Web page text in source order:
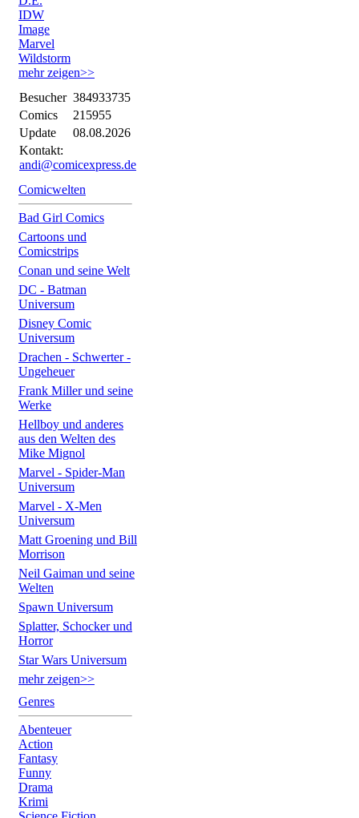
IDW
Image
Marvel
Wildstorm
mehr zeigen>>
Besucher 384933735
Comics
215955
Update
08.08.2026
Kontakt:
andi@comicexpress.de
Comicwelten
Bad Girl Comics
Cartoons und
Comicstrips
Conan und seine Welt
DC - Batman
Universum
Disney Comic
Universum
Drachen - Schwerter -
Ungeheuer
Frank Miller und seine
Werke
Hellboy und anderes
aus den Welten des
Mike Mignol
Marvel - Spider-Man
Universum
Marvel - X-Men
Universum
Matt Groening und Bill
Morrison
Neil Gaiman und seine
Welten
Spawn Universum
Splatter, Schocker und
Horror
Star Wars Universum
mehr zeigen>>
Genres
Abenteuer
Action
Fantasy
Funny
Drama
Krimi